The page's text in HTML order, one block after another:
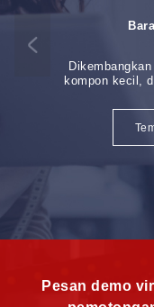
kompon kecil,
material
Pesan demo